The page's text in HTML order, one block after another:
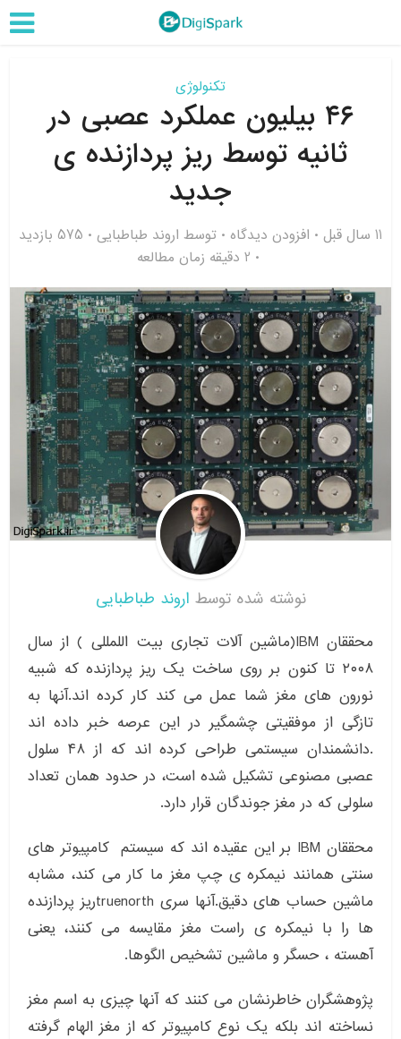
تکنولوژی
۴۶ بیلیون عملکرد عصبی در
ثانیه توسط ریز پردازنده ی
جدید
11 سال قبل افزودن دیدگاه توسط اروند طباطبایی
575 بازدید
2 دقیقه زمان مطالعه
نوشته شده توسط اروند طباطبایی
محققان IBM(ماشین آلات تجاری بیت اللمللی ) از سال
۲۰۰۸ تا کنون بر روی ساخت یک ریز پردازنده که شبیه
نورون های مغز شما عمل می کند کار کرده اند.آنها به
تازگی از موفقیتی چشمگیر در این عرصه خبر داده اند
.دانشمندان سیستمی طراحی کرده اند که از ۴۸ سلول
عصبی مصنوعی تشکیل شده است، در حدود همان تعداد
سلولی که در مغز جوندگان قرار دارد.
محققان IBM بر این عقیده اند که سیستم کامپیوتر های
سنتی همانند نیمکره ی چپ مغز ما کار می کند، مشابه
ماشین حساب های دقیق.آنها سری truenorthریز پردازنده
ها را با نیمکره ی راست مغز مقایسه می کنند، یعنی
آهسته ، حسگر و ماشین تشخیص الگوها.
پژوهشگران خاطرنشان می کنند که آنها چیزی به اسم مغز
نساخته اند بلکه یک نوع کامپیوتر که از مغز الهام گرفته